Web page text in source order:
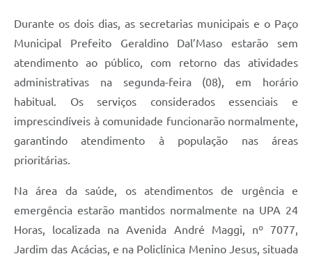
Durante os dois dias, as secretarias municipais e o Paço
Municipal Prefeito Geraldino Dal’Maso estarão sem
atendimento ao público, com retorno das atividades
administrativas na segunda-feira (08), em horário
habitual. Os serviços considerados essenciais e
imprescindíveis à comunidade funcionarão normalmente,
garantindo atendimento à população nas áreas
prioritárias.
Na área da saúde, os atendimentos de urgência e
emergência estarão mantidos normalmente na UPA 24
Horas, localizada na Avenida André Maggi, nº 7077,
Jardim das Acácias, e na Policlínica Menino Jesus, situada